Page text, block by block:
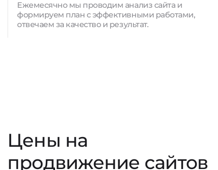
Ежемесячно мы проводим анализ сайта и
формируем план с эффективными работами,
отвечаем за качество и результат.
Цены на
продвижение сайтов